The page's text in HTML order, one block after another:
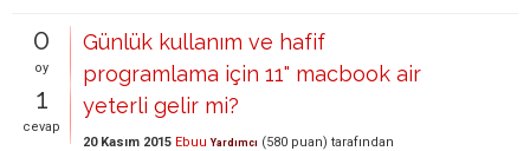
0
oy
1
cevap
Günlük kullanım ve hafif
programlama için 11" macbook air
yeterli gelir mi?
20 Kasım 2015 Ebuu Yardımcı (580 puan) tarafından